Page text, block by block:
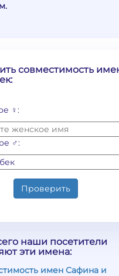
совместимость
♀:
♂:
Проверить
наши посетители
эти имена:
имен Сафина и